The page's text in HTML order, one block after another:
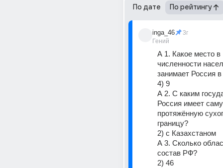
По дате По рейтингу
inga_46
Гений
3г
А 1. Какое место в
численности
занимает Россия
4) 9
А 2. С каким
Россия имеет
протяжённую
границу?
2) с
А 3. Сколько
2) 46